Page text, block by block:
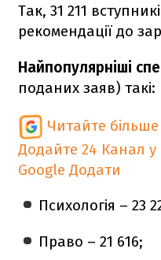
Так, 31 211
рекомендації до
Найпопулярніші
поданих заяв) такі:
Читайте
Додайте 24 Канал
Google Додати
Психологія – 23
Право – 21 616;